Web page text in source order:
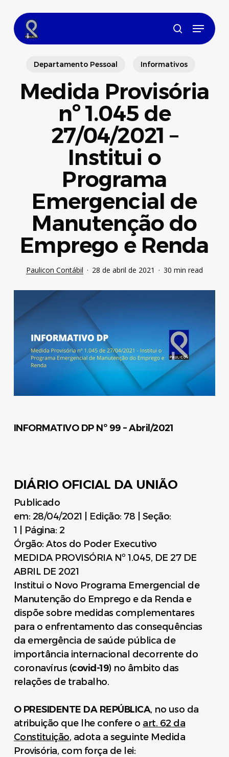
main
content
search
Menu
Departamento Pessoal Informativos
Medida Provisória
nº 1.045 de
27/04/2021 –
Institui o
Programa
Emergencial de
Manutenção do
Emprego e Renda
Paulicon Contábil 28 de abril de 2021 30 min read
INFORMATIVO DP Nº 99 – Abril/2021
DIÁRIO OFICIAL DA UNIÃO
Publicado
em: 28/04/2021 Edição: 78
Seção:
1
Página: 2
Órgão:Atos do Poder Executivo
MEDIDA PROVISÓRIA Nº 1.045, DE 27 DE
ABRIL DE 2021
Institui o Novo Programa Emergencial de
Manutenção do Emprego e da Renda e
dispõe sobre medidas complementares
para o enfrentamento das consequências
da emergência de saúde pública de
importância internacional decorrente do
coronavírus (covid-19) no âmbito das
relações de trabalho.
O PRESIDENTE DA REPÚBLICA, no uso da
atribuição que lhe confere o art. 62 da
Constituição, adota a seguinte Medida
Provisória, com força de lei: